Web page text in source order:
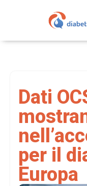
Dati
per il
Europa